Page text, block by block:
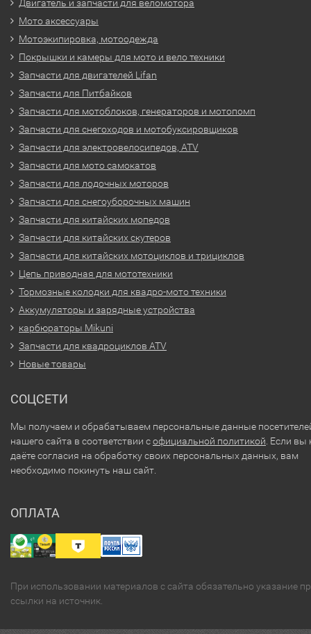
Двигатель и запчасти для веломотора
Мото аксессуары
Мотоэкипировка, мотоодежда
Покрышки и камеры для мото и вело техники
Запчасти для двигателей Lifan
Запчасти для Питбайков
Запчасти для мотоблоков, генераторов и мотопомп
Запчасти для снегоходов и мотобуксировщиков
Запчасти для электровелосипедов, ATV
Запчасти для мото самокатов
Запчасти для лодочных моторов
Запчасти для снегоуборочных машин
Запчасти для китайских мопедов
Запчасти для китайских скутеров
Запчасти для китайских мотоциклов и трициклов
Цепь приводная для мототехники
Тормозные колодки для квадро-мото техники
Аккумуляторы и зарядные устройства
карбюраторы Mikuni
Запчасти для квадроциклов ATV
Новые товары
СОЦСЕТИ
Мы получаем и обрабатываем персональные данные
нашего сайта в соответствии софициальной политикой . Если вы
даёте согласия на обработку своих персональных данных, вам
необходимо покинуть наш сайт.
ОПЛАТА
При использовании материалов с сайта обязательно указание
ссылки на источник.